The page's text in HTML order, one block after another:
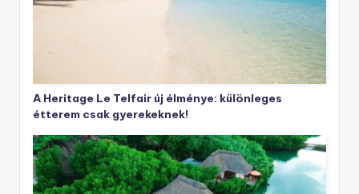
A Heritage Le Telfair új élménye: különleges
étterem csak gyerekeknek!